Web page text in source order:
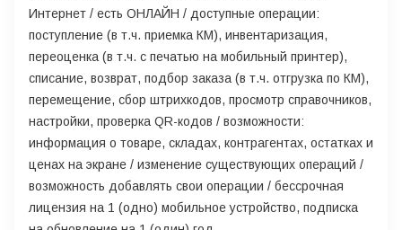
Интернет / есть ОНЛАЙН / доступные операции:
поступление (в т.ч. приемка КМ), инвентаризация,
переоценка (в т.ч. с печатью на мобильный принтер),
списание, возврат, подбор заказа (в т.ч. отгрузка по КМ),
перемещение, сбор штрихкодов, просмотр справочников,
настройки, проверка QR-кодов / возможности:
информация о товаре, складах, контрагентах, остатках и
ценах на экране / изменение существующих операций /
возможность добавлять свои операции / бессрочная
лицензия на 1 (одно) мобильное устройство, подписка